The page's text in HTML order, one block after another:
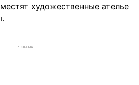
художественные ателье
РЕКЛАМА